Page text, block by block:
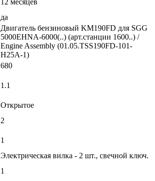
да
Двигатель бензиновый KM190FD для SGG
5000EHNA-6000(..) (арт.станции 1600..) /
Engine Assembly (01.05.TSS190FD-101-
H25A-1)
680
1.1
Открытое
2
1
Электрическая вилка - 2 шт., свечной ключ.
1